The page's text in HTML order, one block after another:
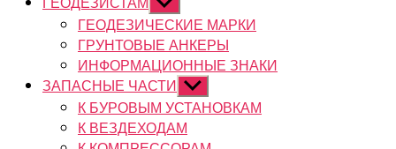
подменю
ГЕОДЕЗИЧЕСКИЕ МАРКИ
ГРУНТОВЫЕ АНКЕРЫ
ИНФОРМАЦИОННЫЕ ЗНАКИ
ЗАПАСНЫЕ ЧАСТИ Показывать
подменю
К БУРОВЫМ УСТАНОВКАМ
К ВЕЗДЕХОДАМ